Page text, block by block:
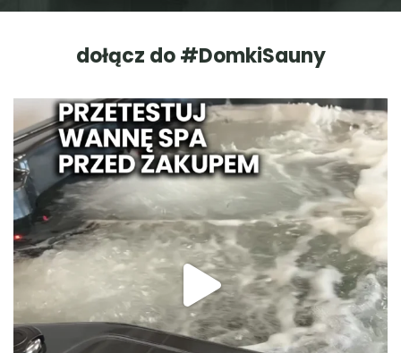
dołącz do #DomkiSauny